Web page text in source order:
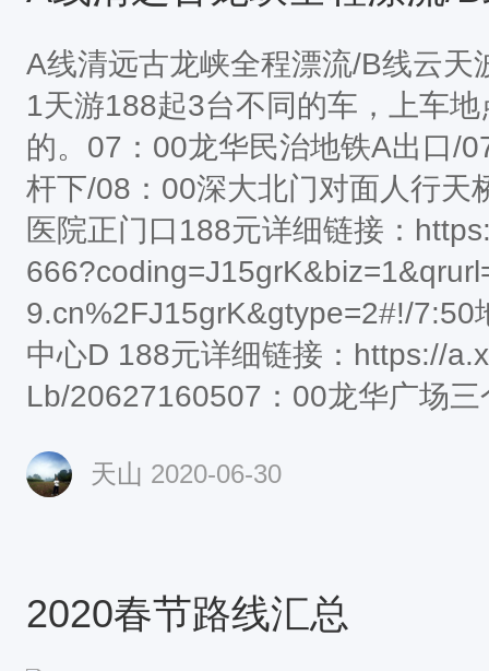
活动:15818758951关注天山户
运动（szhwhd)，每周发一次信
天山户外网站了【活动QQ群】深
927（入群暗号：天山户外)
A线清远古龙峡全程漂流/B线云天
1天游188起3台不同的车，上车
的。07：00龙华民治地铁A出口/
杆下/08：00深大北门对面人行天
医院正门口188元详细链接：
9.cn%2FJ15grK&gtype=2#!/7:50
中心D 188元详细链接：https://
Lb/20627160507：00龙华广场
9:30康华医院188元详细链接：
天山 2020-06-30
2020春节路线汇总